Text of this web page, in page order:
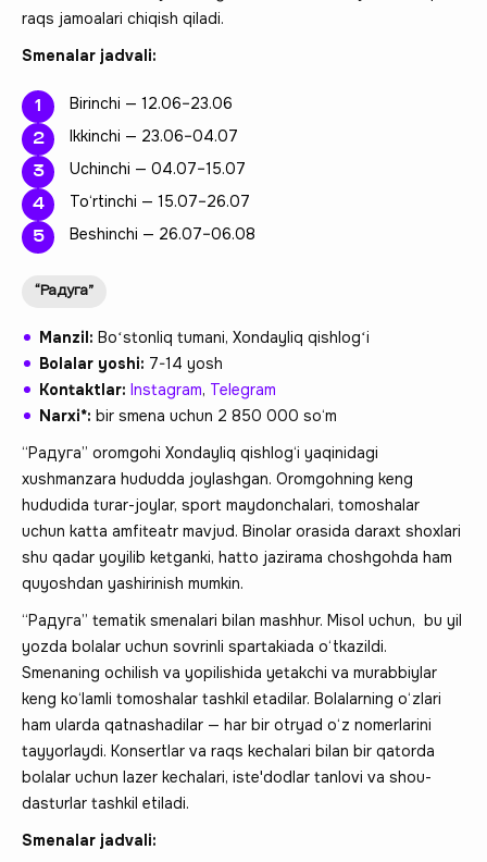
raqs jamoalari chiqish qiladi.
Smenalar jadvali:
Birinchi — 12.06–23.06
Ikkinchi — 23.06–04.07
Uchinchi — 04.07–15.07
To‘rtinchi — 15.07–26.07
Beshinchi — 26.07–06.08
“Радуга”
Manzil: Boʻstonliq tumani, Xondayliq qishlogʻi
Bolalar yoshi: 7-14 yosh
Kontaktlar: Instagram, Telegram
Narxi*: bir smena uchun 2 850 000 so‘m
“Радуга” oromgohi Xondayliq qishlog‘i yaqinidagi
xushmanzara hududda joylashgan. Oromgohning keng
hududida turar-joylar, sport maydonchalari, tomoshalar
uchun katta amfiteatr mavjud. Binolar orasida daraxt shoxlari
shu qadar yoyilib ketganki, hatto jazirama choshgohda ham
quyoshdan yashirinish mumkin.
“Радуга” tematik smenalari bilan mashhur. Misol uchun, bu yil
yozda bolalar uchun sovrinli spartakiada o‘tkazildi.
Smenaning ochilish va yopilishida yetakchi va murabbiylar
keng ko‘lamli tomoshalar tashkil etadilar. Bolalarning o‘zlari
ham ularda qatnashadilar — har bir otryad o‘z nomerlarini
tayyorlaydi. Konsertlar va raqs kechalari bilan bir qatorda
bolalar uchun lazer kechalari, iste'dodlar tanlovi va shou-
dasturlar tashkil etiladi.
Smenalar jadvali: